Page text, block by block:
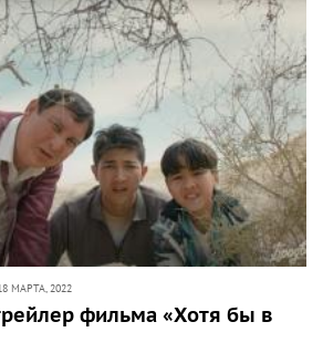
МАРТА, 2022
фильма «Хотя бы в